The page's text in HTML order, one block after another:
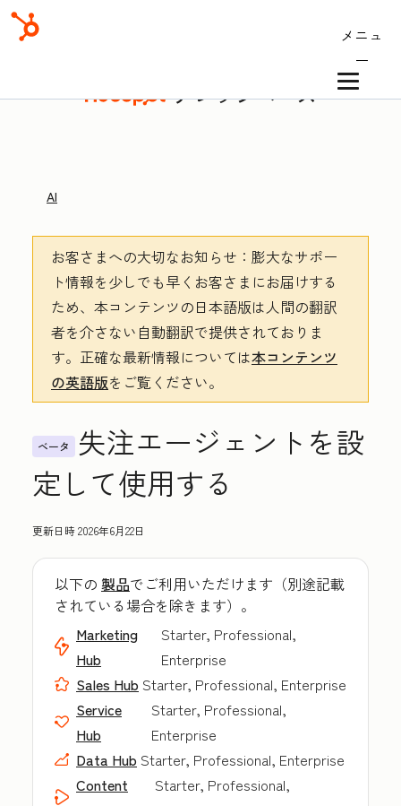
メニュ
ー
ナレッジベース
AI
お客さまへの大切なお知らせ ：膨大なサポー
ト情報を少しでも早くお客さまにお届けする
ため、本コンテンツの日本語版は人間の翻訳
者を介さない自動翻訳で提供されておりま
す。 正確な最新情報については本コンテンツ
の英語版をご覧ください。
ベータ
失注エージェントを設
定して使用する
更新日時2026年6月22日
以下の 製品でご利用いただけます（別途記載
されている場合を除きます）。
Marketing
Hub
Starter, Professional,
Enterprise
Sales Hub Starter, Professional, Enterprise
Service
Hub
Starter, Professional,
Enterprise
Data Hub Starter, Professional, Enterprise
Content
Starter, Professional,